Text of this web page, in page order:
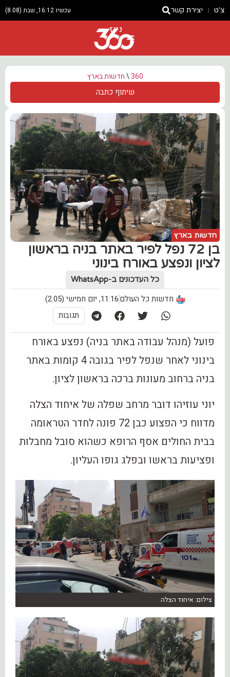
צ'ט יצירת קשר עכשיו 16:12, שבת (8.08)
ניוז
360
\חדשות בארץ
שיתוף כתבה
חדשות בארץ
בן 72 נפל לפיר באתר בניה בראשון
לציון ונפצע באורח בינוני
כל העדכונים ב-WhatsApp
חדשות כל העולם11:16, יום חמישי (2.05)
תגובות
פועל (מנהל עבודה באתר בניה) נפצע באורח
בינוני לאחר שנפל לפיר בגובה 4 קומות באתר
בניה ברחוב מעונות ברכה בראשון לציון.
יוני עוזיהו דובר מרחב שפלה של איחוד הצלה
מדווח כי הפצוע כבן 72 פונה לחדר הטראומה
בבית החולים אסף הרופא כשהוא סובל מחבלות
ופציעות בראשו ובפלג גופו העליון.
צילום: איחוד הצלה